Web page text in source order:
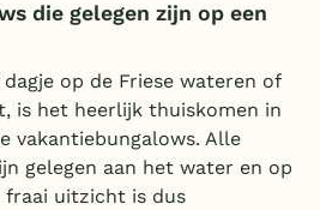
die gelegen zijn op een
op de Friese wateren of
is het heerlijk thuiskomen in
vakantiebungalows. Alle
gelegen aan het water en op
fraai uitzicht is dus